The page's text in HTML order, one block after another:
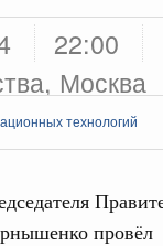
22:00
Москва
технологий
провёл